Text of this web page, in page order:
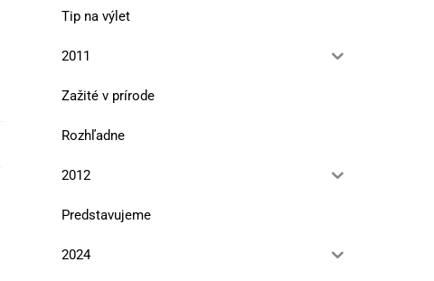
Tip na výlet
2011
Zažité v prírode
Rozhľadne
2012
Predstavujeme
2024